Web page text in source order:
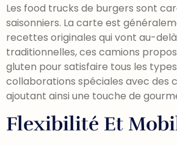
Les food trucks de burgers sont
saisonniers. La carte est
recettes originales qui vont au-
traditionnelles, ces camions
gluten pour satisfaire tous les
collaborations spéciales avec des
ajoutant ainsi une touche de
Flexibilité Et